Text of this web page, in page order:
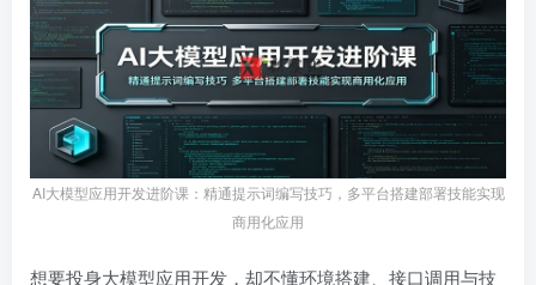
AI大模型应用开发进阶课：精通提示词编写技巧，多平台搭建部署技能实现
商用化应用
想要投身大模型应用开发，却不懂环境搭建、接口调用与技